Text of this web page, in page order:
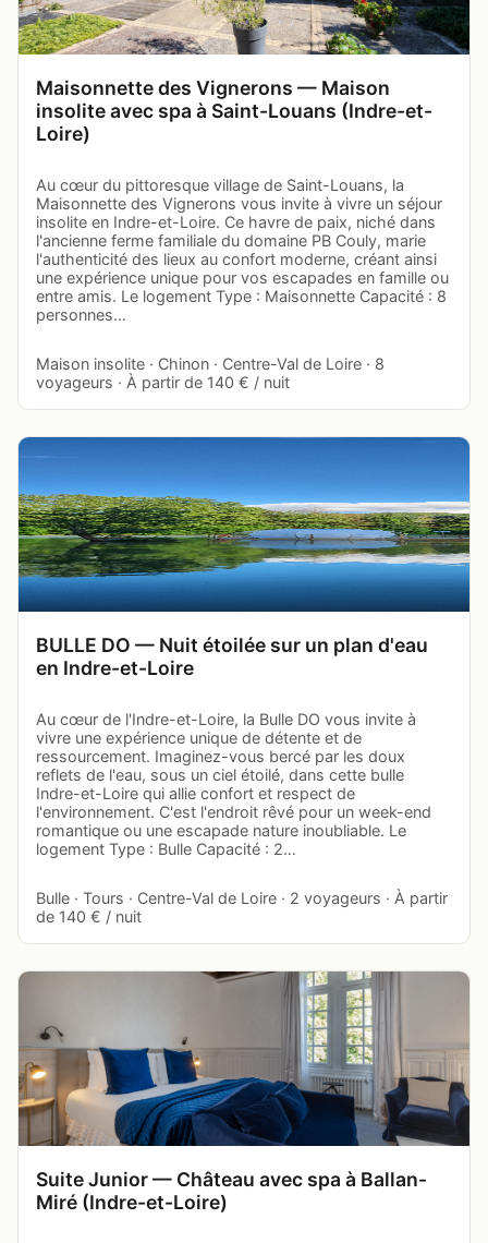
Maisonnette des Vignerons — Maison
insolite avec spa à Saint-Louans (Indre-et-
Loire)
Au cœur du pittoresque village de Saint-Louans, la
Maisonnette des Vignerons vous invite à vivre un séjour
insolite en Indre-et-Loire. Ce havre de paix, niché dans
l'ancienne ferme familiale du domaine PB Couly, marie
l'authenticité des lieux au confort moderne, créant ainsi
une expérience unique pour vos escapades en famille ou
entre amis. Le logement Type : Maisonnette Capacité : 8
personnes…
Maison insolite · Chinon · Centre-Val de Loire · 8
voyageurs · À partir de 140 € / nuit
BULLE DO — Nuit étoilée sur un plan d'eau
en Indre-et-Loire
Au cœur de l'Indre-et-Loire, la Bulle DO vous invite à
vivre une expérience unique de détente et de
ressourcement. Imaginez-vous bercé par les doux
reflets de l'eau, sous un ciel étoilé, dans cette bulle
Indre-et-Loire qui allie confort et respect de
l'environnement. C'est l'endroit rêvé pour un week-end
romantique ou une escapade nature inoubliable. Le
logement Type : Bulle Capacité : 2…
Bulle · Tours · Centre-Val de Loire · 2 voyageurs · À partir
de 140 € / nuit
Suite Junior — Château avec spa à Ballan-
Miré (Indre-et-Loire)